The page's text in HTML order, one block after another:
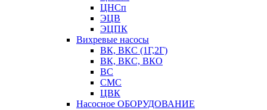
ЦНСп
ЭЦВ
ЭЦПК
Вихревые насосы
ВК, ВКС (1Г,2Г)
ВК, ВКС, ВКО
ВС
СМС
ЦВК
Насосное ОБОРУДОВАНИЕ